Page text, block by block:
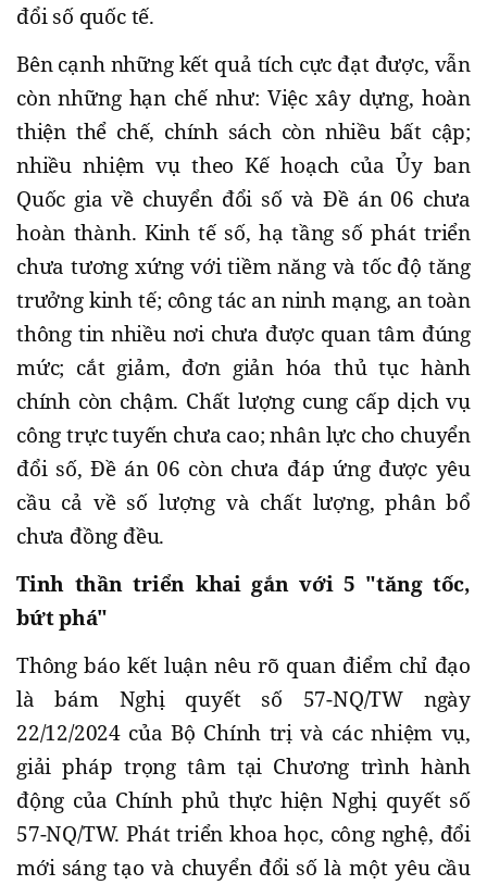
đổi số quốc tế.
Bên cạnh những kết quả tích cực đạt được, vẫn
còn những hạn chế như: Việc xây dựng, hoàn
thiện thể chế, chính sách còn nhiều bất cập;
nhiều nhiệm vụ theo Kế hoạch của Ủy ban
Quốc gia về chuyển đổi số và Đề án 06 chưa
hoàn thành. Kinh tế số, hạ tầng số phát triển
chưa tương xứng với tiềm năng và tốc độ tăng
trưởng kinh tế; công tác an ninh mạng, an toàn
thông tin nhiều nơi chưa được quan tâm đúng
mức; cắt giảm, đơn giản hóa thủ tục hành
chính còn chậm. Chất lượng cung cấp dịch vụ
công trực tuyến chưa cao; nhân lực cho chuyển
đổi số, Đề án 06 còn chưa đáp ứng được yêu
cầu cả về số lượng và chất lượng, phân bổ
chưa đồng đều.
Tinh thần triển khai gắn với 5 "tăng tốc,
bứt phá"
Thông báo kết luận nêu rõ quan điểm chỉ đạo
là bám Nghị quyết số 57-NQ/TW ngày
22/12/2024 của Bộ Chính trị và các nhiệm vụ,
giải pháp trọng tâm tại Chương trình hành
động của Chính phủ thực hiện Nghị quyết số
57-NQ/TW. Phát triển khoa học, công nghệ, đổi
mới sáng tạo và chuyển đổi số là một yêu cầu